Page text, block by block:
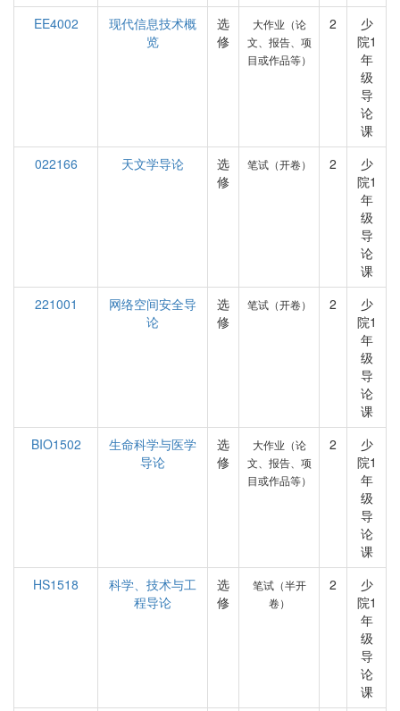
EE4002
现代信息技术概
览
选
修
大作业（论
文、报告、项
目或作品等）
2
少
院1
年
级
导
论
课
022166
天文学导论
选
修
笔试（开卷） 2
少
院1
年
级
导
论
课
221001
网络空间安全导
论
选
修
笔试（开卷） 2
少
院1
年
级
导
论
课
BIO1502
生命科学与医学
导论
选
修
大作业（论
文、报告、项
目或作品等）
2
少
院1
年
级
导
论
课
HS1518
科学、技术与工
程导论
选
修
笔试（半开
卷）
2
少
院1
年
级
导
论
课